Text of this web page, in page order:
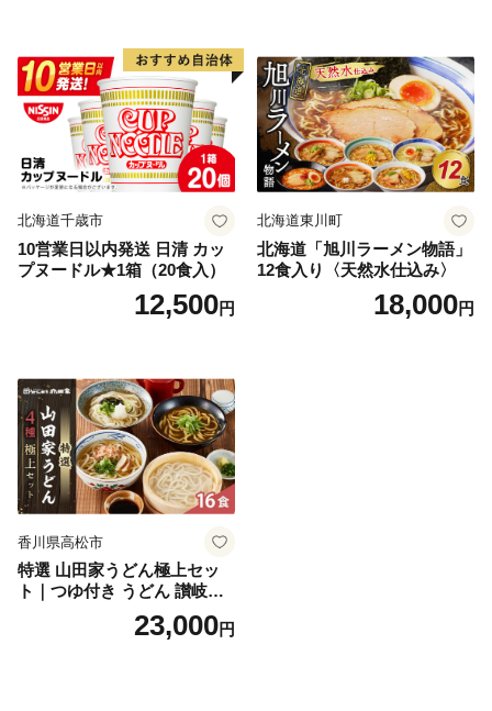
北海道千歳市
10営業日以内発送 日清 カッ
プヌードル★1箱（20食入）
12,500円
北海道東川町
北海道「旭川ラーメン物語」
12食入り〈天然水仕込み〉
18,000円
香川県高松市
特選 山田家うどん極上セッ
ト｜つゆ付き うどん 讃岐う
どん さぬきうどん 生麵 うど
んセット カレーうどん 生う
23,000円